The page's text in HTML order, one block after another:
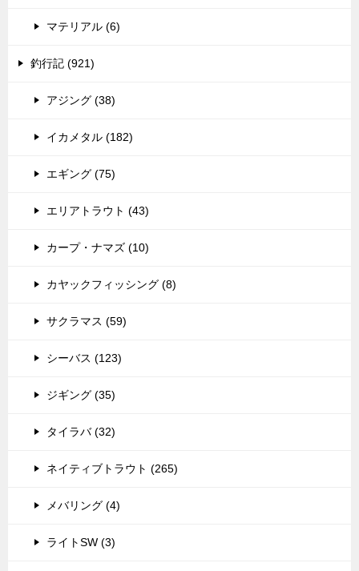
マテリアル (6)
釣行記 (921)
アジング (38)
イカメタル (182)
エギング (75)
エリアトラウト (43)
カープ・ナマズ (10)
カヤックフィッシング (8)
サクラマス (59)
シーバス (123)
ジギング (35)
タイラバ (32)
ネイティブトラウト (265)
メバリング (4)
ライトSW (3)